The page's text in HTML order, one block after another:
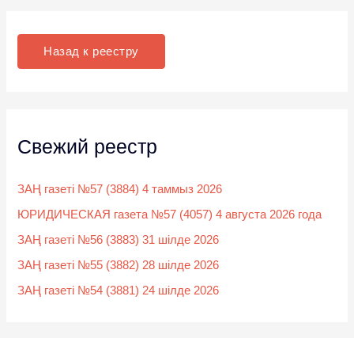
Назад к реестру
Свежий реестр
ЗАҢ газеті №57 (3884) 4 таммыз 2026
ЮРИДИЧЕСКАЯ газета №57 (4057) 4 августа 2026 года
ЗАҢ газеті №56 (3883) 31 шілде 2026
ЗАҢ газеті №55 (3882) 28 шілде 2026
ЗАҢ газеті №54 (3881) 24 шілде 2026